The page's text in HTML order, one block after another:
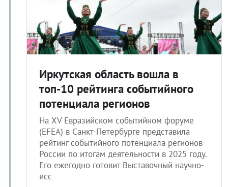
Иркутская область вошла в
топ-10 рейтинга событийного
потенциала регионов
На XV Евразийском событийном форуме
(EFEA) в Санкт-Петербурге представила
рейтинг событийного потенциала регионов
России по итогам деятельности в 2025 году.
Его ежегодно готовит Выставочный научно-
исс